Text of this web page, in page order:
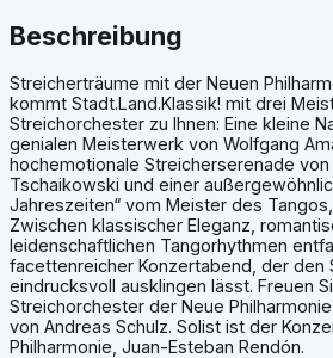
Beschreibung
Streicherträume mit der Neuen
kommt Stadt.Land.Klassik! mit drei
Streichorchester zu Ihnen: Eine kleine
genialen Meisterwerk von Wolfgang
hochemotionale Streicherserenade von
Tschaikowski und einer
Jahreszeiten“ vom Meister des
Zwischen klassischer Eleganz,
leidenschaftlichen Tangorhythmen
facettenreicher Konzertabend, der den
eindrucksvoll ausklingen lässt. Freuen
Streichorchester der Neue
von Andreas Schulz. Solist ist der
Philharmonie, Juan-Esteban Rendón.